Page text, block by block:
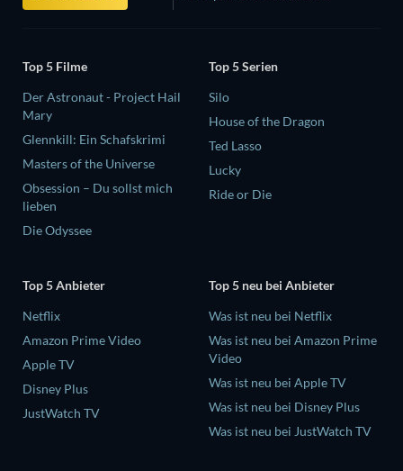
Top 5 Filme
Der Astronaut - Project Hail
Mary
Glennkill: Ein Schafskrimi
Masters of the Universe
Obsession – Du sollst mich
lieben
Die Odyssee
Top 5 Serien
Silo
House of the Dragon
Ted Lasso
Lucky
Ride or Die
Top 5 Anbieter
Netflix
Amazon Prime Video
Apple TV
Disney Plus
JustWatch TV
Top 5 neu bei Anbieter
Was ist neu bei Netflix
Was ist neu bei Amazon Prime
Video
Was ist neu bei Apple TV
Was ist neu bei Disney Plus
Was ist neu bei JustWatch TV